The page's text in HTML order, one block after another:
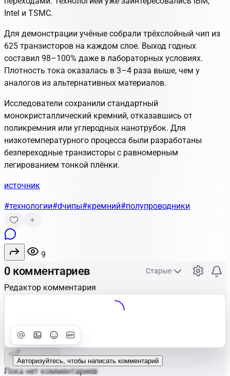
Intel и TSMC.
Для демонстрации учёные собрали трёхслойный чип из
625 транзисторов на каждом слое. Выход годных
составил 98–100% даже в лабораторных условиях.
Плотность тока оказалась в 3–4 раза выше, чем у
аналогов из альтернативных материалов.
Исследователи сохранили стандартный
монокристаллический кремний, отказавшись от
поликремния или углеродных нанотрубок. Для
низкотемпературного процесса были разработаны
безпереходные транзисторы с равномерным
легированием тонкой плёнки.
источник
#технологии#dчипы#кремний#полупроводники
9
0 комментариев Старые
Редактор комментария
Улучшить
Авторизуйтесь, чтобы написать комментарий
Отправить
Пока нет комментариев